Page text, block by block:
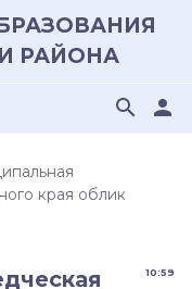
РАЙОНА
person
search
края облик
10:59